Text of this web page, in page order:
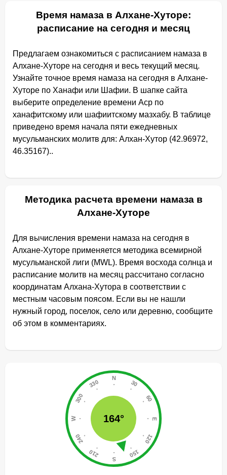
Время намаза в Алхане-Хуторе:
расписание на сегодня и месяц
Предлагаем ознакомиться с расписанием намаза в
Алхане-Хуторе на сегодня и весь текущий месяц.
Узнайте точное время намаза на сегодня в Алхане-
Хуторе по Ханафи или Шафии. В шапке сайта
выберите определение времени Аср по
ханафитскому или шафиитскому мазхабу. В таблице
приведено время начала пяти ежедневных
мусульманских молитв для: Алхан-Хутор (42.96972,
46.35167)..
Методика расчета времени намаза в
Алхане-Хуторе
Для вычисления времени намаза на сегодня в
Алхане-Хуторе применяется методика всемирной
мусульманской лиги (MWL). Время восхода солнца и
расписание молитв на месяц рассчитано согласно
координатам Алхана-Хутора в соответствии с
местным часовым поясом. Если вы не нашли
нужный город, поселок, село или деревню, сообщите
об этом в комментариях.
164°